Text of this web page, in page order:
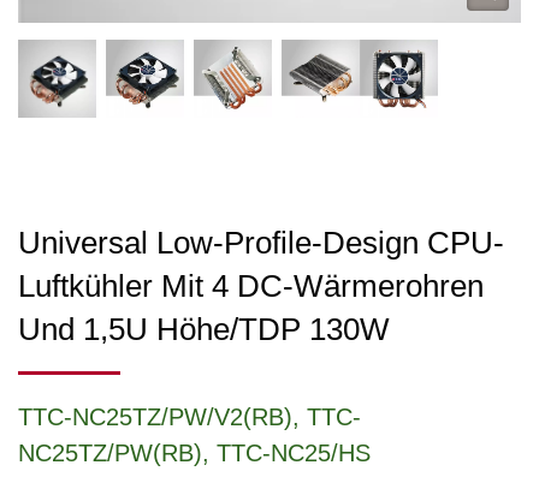
Universal Low-Profile-Design CPU-
Luftkühler Mit 4 DC-Wärmerohren
Und 1,5U Höhe/TDP 130W
TTC-NC25TZ/PW/V2(RB), TTC-
NC25TZ/PW(RB), TTC-NC25/HS